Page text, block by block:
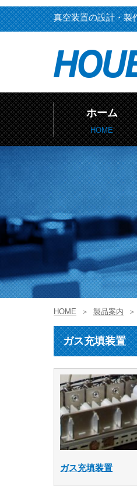
真空装置の設計・製
ホーム
HOME
HOME 製品案内
ガス充填装置
ガス充填装置